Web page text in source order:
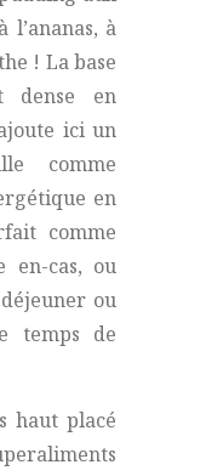
à
! La base
dense en
ici un
comme
en
comme
en-cas, ou
ou
temps de
haut placé